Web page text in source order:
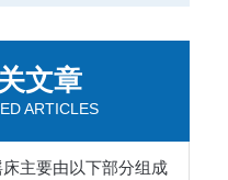
文章
ARTICLES
主要由以下部分组成